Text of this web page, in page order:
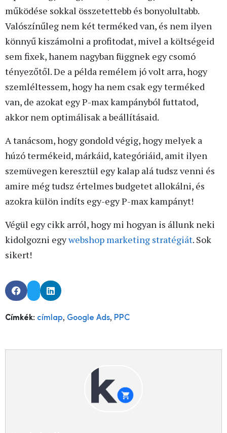
működése sokkal összetettebb és bonyolultabb.
Valószínűleg nem két terméked van, és nem ilyen
könnyű kiszámolni a profitodat, mivel a költségeid
sem fixek, hanem nagyban függnek egy csomó
tényezőtől. De a példa remélem jó volt arra, hogy
szemléltessem, hogy ha nem csak egy terméked
van, de azokat egy P-max kampányból futtatod,
akkor nem optimálisak a beállításaid.
A tanácsom, hogy gondold végig, hogy melyek a
húzó termékeid, márkáid, kategóriáid, amit ilyen
szemüvegen keresztül egy kalap alá tudsz venni és
amire még tudsz értelmes budgetet allokálni, és
azokra külön indíts egy-egy P-max kampányt!
Végül egy cikk arról, hogy mi hogyan is állunk neki
kidolgozni egywebshop marketing stratégiát. Sok
sikert!
Címkék: címlap, Google Ads, PPC